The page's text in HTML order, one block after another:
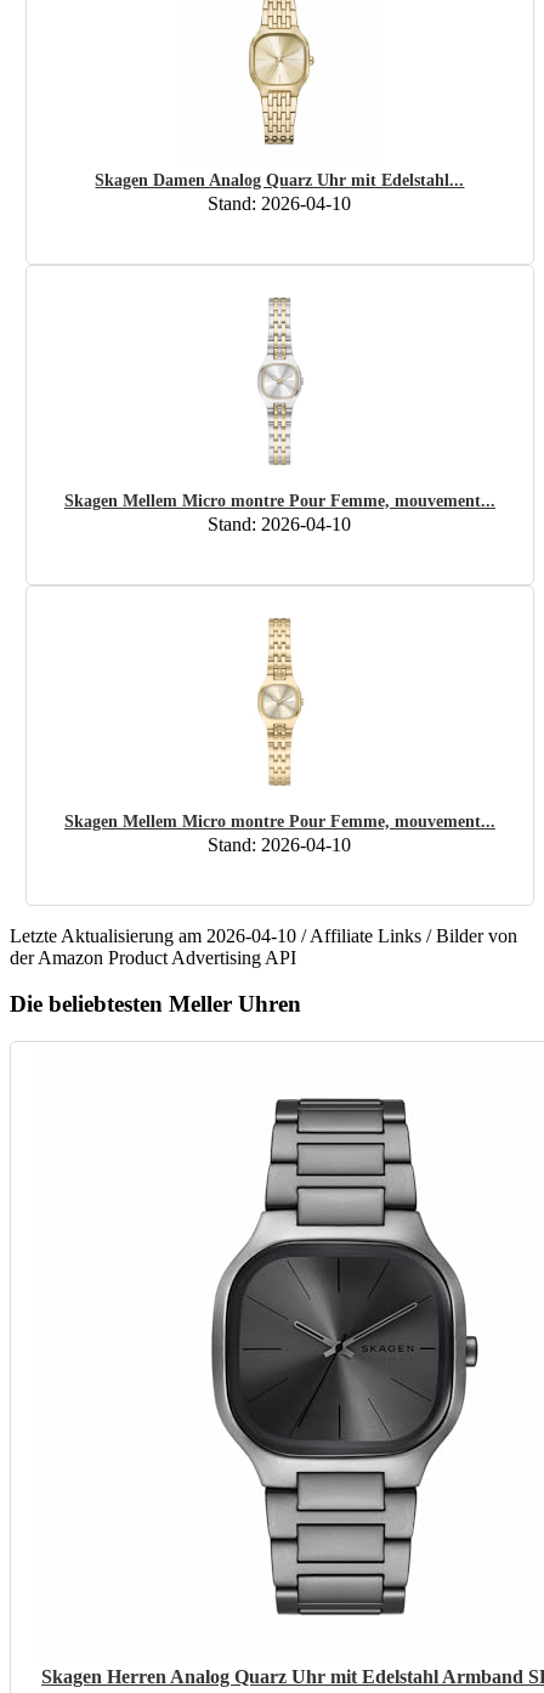
Skagen Damen Analog Quarz Uhr mit Edelstahl...
Stand: 2026-04-10
Skagen Mellem Micro montre Pour Femme, mouvement...
Stand: 2026-04-10
Skagen Mellem Micro montre Pour Femme, mouvement...
Stand: 2026-04-10
Letzte Aktualisierung am 2026-04-10 / Affiliate Links / Bilder von
der Amazon Product Advertising API
Die beliebtesten Meller Uhren
Skagen Herren Analog Quarz Uhr mit Edelstahl Armband